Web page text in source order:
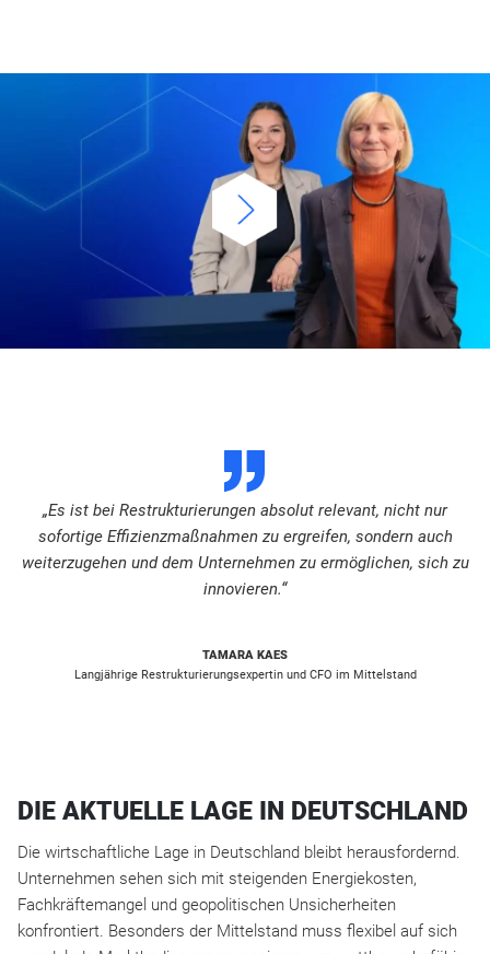
D
„Es ist bei Restrukturierungen absolut relevant, nicht nur
sofortige Effizienzmaßnahmen zu ergreifen, sondern auch
weiterzugehen und dem Unternehmen zu ermöglichen, sich zu
innovieren.“
TAMARA KAES
Langjährige Restrukturierungsexpertin und CFO im Mittelstand
DIE AKTUELLE LAGE IN DEUTSCHLAND
Die wirtschaftliche Lage in Deutschland bleibt herausfordernd.
Unternehmen sehen sich mit steigenden Energiekosten,
Fachkräftemangel und geopolitischen Unsicherheiten
konfrontiert. Besonders der Mittelstand muss flexibel auf sich